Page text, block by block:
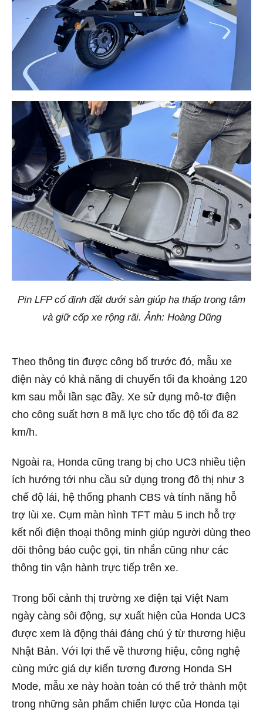
Pin LFP cố định đặt dưới sàn giúp hạ thấp trọng tâm
và giữ cốp xe rộng rãi. Ảnh: Hoàng Dũng
Theo thông tin được công bố trước đó, mẫu xe
điện này có khả năng di chuyển tối đa khoảng 120
km sau mỗi lần sạc đầy. Xe sử dụng mô-tơ điện
cho công suất hơn 8 mã lực cho tốc độ tối đa 82
km/h.
Ngoài ra, Honda cũng trang bị cho UC3 nhiều tiện
ích hướng tới nhu cầu sử dụng trong đô thị như 3
chế độ lái, hệ thống phanh CBS và tính năng hỗ
trợ lùi xe. Cụm màn hình TFT màu 5 inch hỗ trợ
kết nối điện thoại thông minh giúp người dùng theo
dõi thông báo cuộc gọi, tin nhắn cũng như các
thông tin vận hành trực tiếp trên xe.
Trong bối cảnh thị trường xe điện tại Việt Nam
ngày càng sôi động, sự xuất hiện của Honda UC3
được xem là động thái đáng chú ý từ thương hiệu
Nhật Bản. Với lợi thế về thương hiệu, công nghệ
cùng mức giá dự kiến tương đương Honda SH
Mode, mẫu xe này hoàn toàn có thể trở thành một
trong những sản phẩm chiến lược của Honda tại